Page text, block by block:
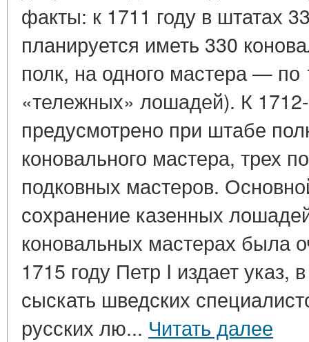
факты: к 1711 году в штатах
планируется иметь 330
полк, на одного мастера — по
«тележных» лошадей). К
предусмотрено при штабе
коновального мастера, трех
подковных мастеров.
сохранение казенных
коновальных мастерах была
1715 году Петр I издает указ,
сыскать шведских
русских лю... Читать далее